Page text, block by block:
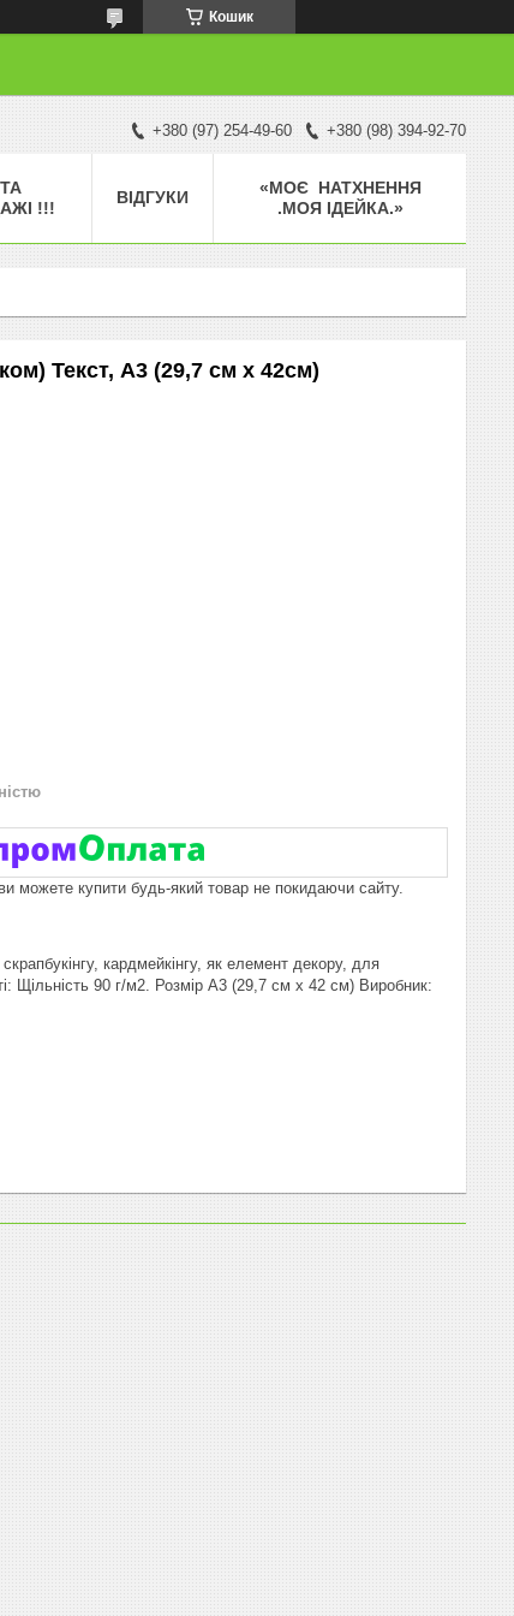
Кошик
+380 (97) 254-49-60 +380 (98) 394-92-70
!!!
ВІДГУКИ
«МОЄ НАТХНЕННЯ
.МОЯ ІДЕЙКА.»
Текст, А3 (29,7 см х 42см)
можете купити будь-який товар не покидаючи сайту.
кардмейкінгу, як елемент декору, для
Щільність 90 г/м2. Розмір А3 (29,7 см х 42 см) Виробник: